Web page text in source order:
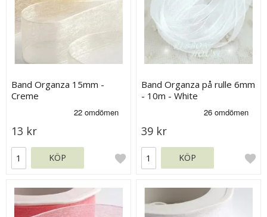
Band Organza 15mm -
Creme
13 kr
KÖP
Band Organza på rulle 6mm
- 10m - White
39 kr
KÖP